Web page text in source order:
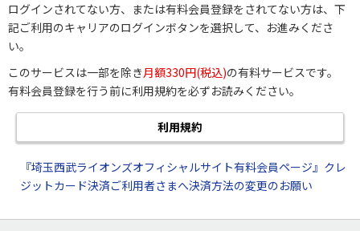
ログインされてない方、または有料会員登録をされてない方は、下
記ご利用のキャリアのログインボタンを選択して、お進みくださ
い。
このサービスは一部を除き月額330円(税込)の有料サービスです。
有料会員登録を行う前に利用規約を必ずお読みください。
利用規約
『埼玉西武ライオンズオフィシャルサイト有料会員ページ』クレ
ジットカード決済ご利用者さまへ決済方法の変更のお願い